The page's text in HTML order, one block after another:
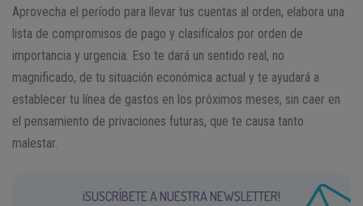
Aprovecha el período para llevar tus cuentas al orden, elabora una
lista de compromisos de pago y clasifícalos por orden de
importancia y urgencia. Eso te dará un sentido real, no
magnificado, de tu situación económica actual y te ayudará a
establecer tu línea de gastos en los próximos meses, sin caer en
el pensamiento de privaciones futuras, que te causa tanto
malestar.
¡SUSCRÍBETE A NUESTRA NEWSLETTER!